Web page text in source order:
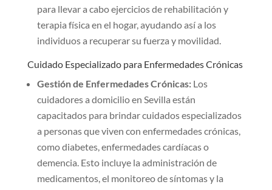
para llevar a cabo ejercicios de rehabilitación y
terapia física en el hogar, ayudando así a los
individuos a recuperar su fuerza y movilidad.
Cuidado Especializado para Enfermedades Crónicas
Gestión de Enfermedades Crónicas:Los
cuidadores a domicilio en Sevilla están
capacitados para brindar cuidados especializados
a personas que viven con enfermedades crónicas,
como diabetes, enfermedades cardíacas o
demencia. Esto incluye la administración de
medicamentos, el monitoreo de síntomas y la